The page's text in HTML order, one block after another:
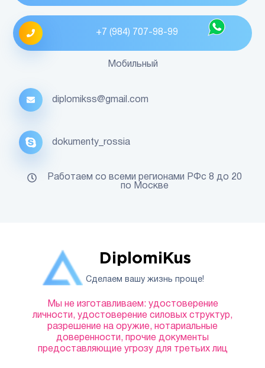
DiplomiKus
Сделаем вашу жизнь проще!
Мы не изготавливаем: удостоверение
личности, удостоверение силовых структур,
разрешение на оружие, нотариальные
доверенности, прочие документы
предоставляющие угрозу для третьих лиц
+7 (984) 707-98-99
Мобильный
diplomikss@gmail.com
dokumenty_rossia
Работаем со всеми регионами РФс 8 до 20
по Москве